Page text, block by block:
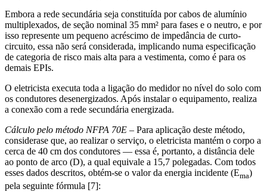
Embora a rede secundária seja constituída por cabos de alumínio
multiplexados, de seção nominal 35 mm² para fases e o neutro, e por
isso represente um pequeno acréscimo de impedância de curto-
circuito, essa não será considerada, implicando numa especificação
de categoria de risco mais alta para a vestimenta, como é para os
demais EPIs.
O eletricista executa toda a ligação do medidor no nível do solo com
os condutores desenergizados. Após instalar o equipamento, realiza
a conexão com a rede secundária energizada.
Cálculo pelo método NFPA 70E – Para aplicação deste método,
considerase que, ao realizar o serviço, o eletricista mantém o corpo a
cerca de 40 cm dos condutores — essa é, portanto, a distância dele
ao ponto de arco (D), a qual equivale a 15,7 polegadas. Com todos
esses dados descritos, obtém-se o valor da energia incidente (Ema)
pela seguinte fórmula [7]: